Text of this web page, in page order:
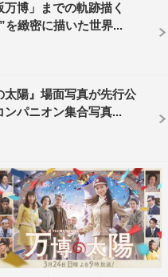
博」までの軌跡描く
を緻密に描いた世界...
陽』場面写真が先行公
ンパニオン集合写真...